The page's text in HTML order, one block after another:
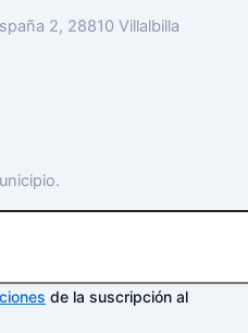
2, 28810 Villalbilla
de la suscripción al